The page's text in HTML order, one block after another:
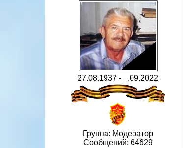
27.08.1937 - _.09.2022
Группа: Модератор
Сообщений: 64629